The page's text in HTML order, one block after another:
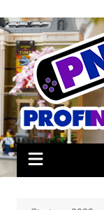
Inhalt
springen